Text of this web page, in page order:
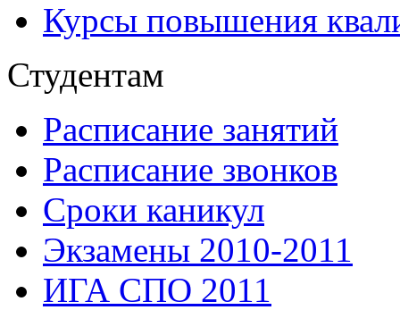
Курсы повышения
Студентам
Расписание занятий
Расписание звонков
Сроки каникул
Экзамены 2010-2011
ИГА СПО 2011